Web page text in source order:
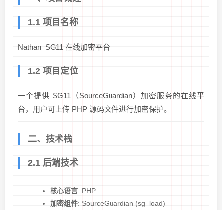
1.1 项目名称
Nathan_SG11 在线加密平台
1.2 项目定位
一个提供 SG11（SourceGuardian）加密服务的在线平
台，用户可上传 PHP 源码文件进行加密保护。
二、技术栈
2.1 后端技术
核心语言: PHP
加密组件: SourceGuardian (sg_load)